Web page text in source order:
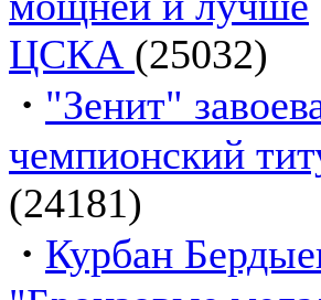
ЦСКА (25032)
· "Зенит"
чемпионский
(24181)
· Курбан